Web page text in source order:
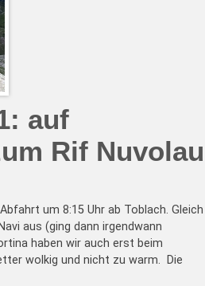
auf
Rif Nuvolau
um 8:15 Uhr ab Toblach. Gleich
aus (ging dann irgendwann
haben wir auch erst beim
wolkig und nicht zu warm. Die